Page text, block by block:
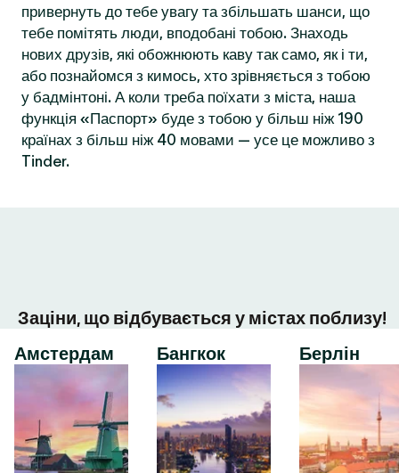
привернуть до тебе увагу та збільшать шанси, що
тебе помітять люди, вподобані тобою. Знаходь
нових друзів, які обожнюють каву так само, як і ти,
або познайомся з кимось, хто зрівняється з тобою
у бадмінтоні. А коли треба поїхати з міста, наша
функція «Паспорт» буде з тобою у більш ніж 190
країнах з більш ніж 40 мовами — усе це можливо з
Tinder.
Заціни, що відбувається у містах поблизу!
Амстердам
Бангкок Берлін